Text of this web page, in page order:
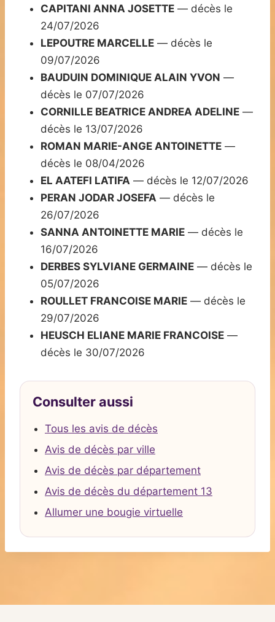
CAPITANI ANNA JOSETTE — décès le
24/07/2026
LEPOUTRE MARCELLE — décès le
09/07/2026
BAUDUIN DOMINIQUE ALAIN YVON —
décès le 07/07/2026
CORNILLE BEATRICE ANDREA ADELINE —
décès le 13/07/2026
ROMAN MARIE-ANGE ANTOINETTE —
décès le 08/04/2026
EL AATEFI LATIFA — décès le 12/07/2026
PERAN JODAR JOSEFA — décès le
26/07/2026
SANNA ANTOINETTE MARIE — décès le
16/07/2026
DERBES SYLVIANE GERMAINE — décès le
05/07/2026
ROULLET FRANCOISE MARIE — décès le
29/07/2026
HEUSCH ELIANE MARIE FRANCOISE —
décès le 30/07/2026
Consulter aussi
Tous les avis de décès
Avis de décès par ville
Avis de décès par département
Avis de décès du département 13
Allumer une bougie virtuelle